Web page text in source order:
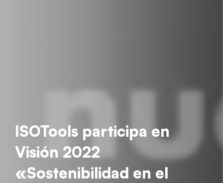
ISOTools participa en
Visión 2022
«Sostenibilidad en el